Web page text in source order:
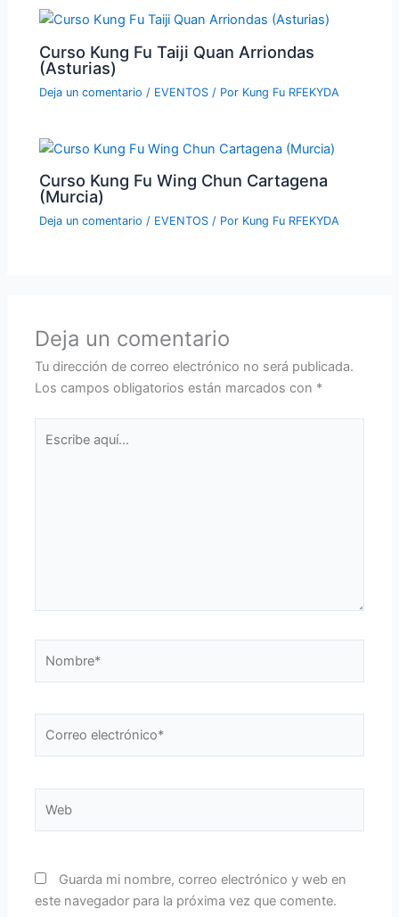
Curso Kung Fu Taiji Quan Arriondas
(Asturias)
Deja un comentario / EVENTOS / Por Kung Fu RFEKYDA
Curso Kung Fu Wing Chun Cartagena
(Murcia)
Deja un comentario / EVENTOS / Por Kung Fu RFEKYDA
Deja un comentario
Tu dirección de correo electrónico no será publicada.
Los campos obligatorios están marcados con *
Guarda mi nombre, correo electrónico y web en
este navegador para la próxima vez que comente.